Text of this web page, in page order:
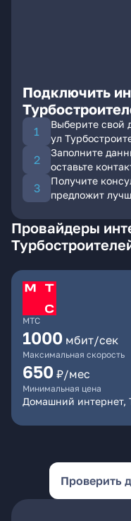
Подключить
Выберите свой
ул
Заполните
оставьте
Получите
предложит
Провайдеры
МТС
1000 мбит/сек
Максимальная скорость
650 ₽/мес
Минимальная цена
Домашний интернет,
Проверить